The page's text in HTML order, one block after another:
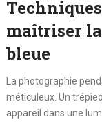
maîtriser la
bleue
La photographie
méticuleux. Un
appareil dans une